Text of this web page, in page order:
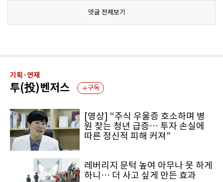
댓글 전체보기
기획·연재
투(投)벤저스 구독
[영상] “주식 우울증 호소하며 병
원 찾는 청년 급증… 투자 손실에
따른 정신적 피해 커져”
레버리지 문턱 높여 아무나 못 하게
하니… 더 사고 싶게 만든 효과